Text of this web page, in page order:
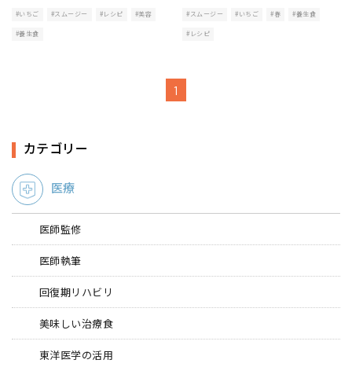
#いちご #スムージー #レシピ #美容
#養生食
#スムージー #いちご #春 #養生食
#レシピ
1
カテゴリー
医療
医師監修
医師執筆
回復期リハビリ
美味しい治療食
東洋医学の活用